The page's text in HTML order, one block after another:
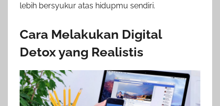
lebih bersyukur atas hidupmu sendiri.
Cara Melakukan Digital
Detox yang Realistis